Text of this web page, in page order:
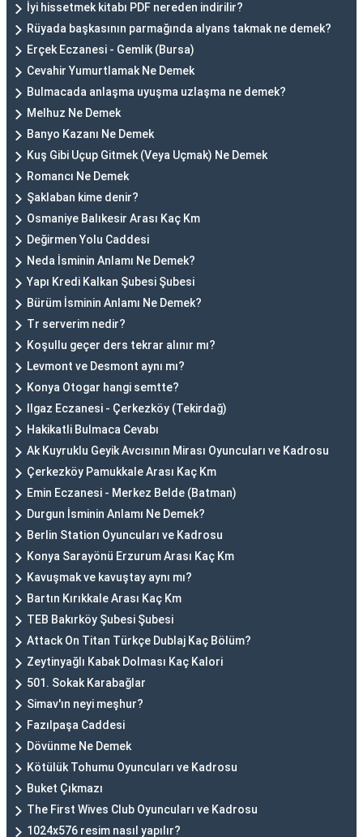
İyi hissetmek kitabı PDF nereden indirilir?
Rüyada başkasının parmağında alyans takmak ne demek?
Erçek Eczanesi - Gemlik (Bursa)
Cevahir Yumurtlamak Ne Demek
Bulmacada anlaşma uyuşma uzlaşma ne demek?
Melhuz Ne Demek
Banyo Kazanı Ne Demek
Kuş Gibi Uçup Gitmek (Veya Uçmak) Ne Demek
Romancı Ne Demek
Şaklaban kime denir?
Osmaniye Balıkesir Arası Kaç Km
Değirmen Yolu Caddesi
Neda İsminin Anlamı Ne Demek?
Yapı Kredi Kalkan Şubesi Şubesi
Bürüm İsminin Anlamı Ne Demek?
Tr serverim nedir?
Koşullu geçer ders tekrar alınır mı?
Levmont ve Desmont aynı mı?
Konya Otogar hangi semtte?
Ilgaz Eczanesi - Çerkezköy (Tekirdağ)
Hakikatli Bulmaca Cevabı
Ak Kuyruklu Geyik Avcısının Mirası Oyuncuları ve Kadrosu
Çerkezköy Pamukkale Arası Kaç Km
Emin Eczanesi - Merkez Belde (Batman)
Durgun İsminin Anlamı Ne Demek?
Berlin Station Oyuncuları ve Kadrosu
Konya Sarayönü Erzurum Arası Kaç Km
Kavuşmak ve kavuştay aynı mı?
Bartın Kırıkkale Arası Kaç Km
TEB Bakırköy Şubesi Şubesi
Attack On Titan Türkçe Dublaj Kaç Bölüm?
Zeytinyağlı Kabak Dolması Kaç Kalori
501. Sokak Karabağlar
Simav'ın neyi meşhur?
Fazılpaşa Caddesi
Dövünme Ne Demek
Kötülük Tohumu Oyuncuları ve Kadrosu
Buket Çıkmazı
The First Wives Club Oyuncuları ve Kadrosu
1024x576 resim nasıl yapılır?